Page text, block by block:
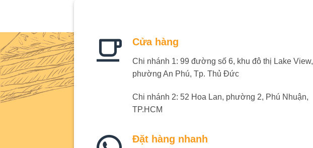
Cửa hàng
Chi nhánh 1: 99 đường số 6, khu đô thị Lake View,
phường An Phú, Tp. Thủ Đức
Chi nhánh 2: 52 Hoa Lan, phường 2, Phú Nhuận,
TP.HCM
Đặt hàng nhanh